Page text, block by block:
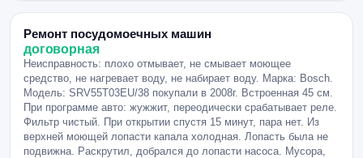
Ремонт посудомоечных машин
договорная
Неисправность: плохо отмывает, не смывает моющее
средство, не нагревает воду, не набирает воду. Марка: Bosch.
Модель: SRV55T03EU/38 покупали в 2008г. Встроенная 45 см.
При программе авто: жужжит, переодически срабатывает реле.
Фильтр чистый. При открытии спустя 15 минут, пара нет. Из
верхней моющей лопасти капала холодная. Лопасть была не
подвижна. Раскрутил, добрался до лопасти насоса. Мусора,